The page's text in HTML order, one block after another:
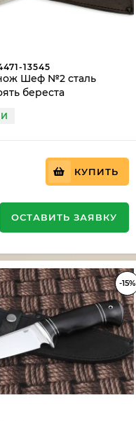
13545
Шеф №2 сталь
береста
КУПИТЬ
ОСТАВИТЬ ЗАЯВКУ
-15%